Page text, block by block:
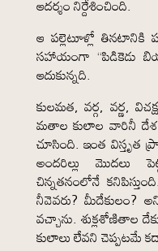
ఆదర్శం నిర్దేశించింది.
ఆ పల్లెటూళ్లో తినటానికి
సహాయంగా “పిడికెడు
ఆదుకున్నది.
కులమత, వర్గ, వర్ణ,
మతాల కులాల వారినీ దేశ
చూసింది. ఇంత
అందరిల్లు మొదలు
చిన్నతనంలోనే
నీవెవరు? మీదేకులం?
వచ్చాను. శుక్లశోణితాల
కులాలు లేవని చెప్పటమే